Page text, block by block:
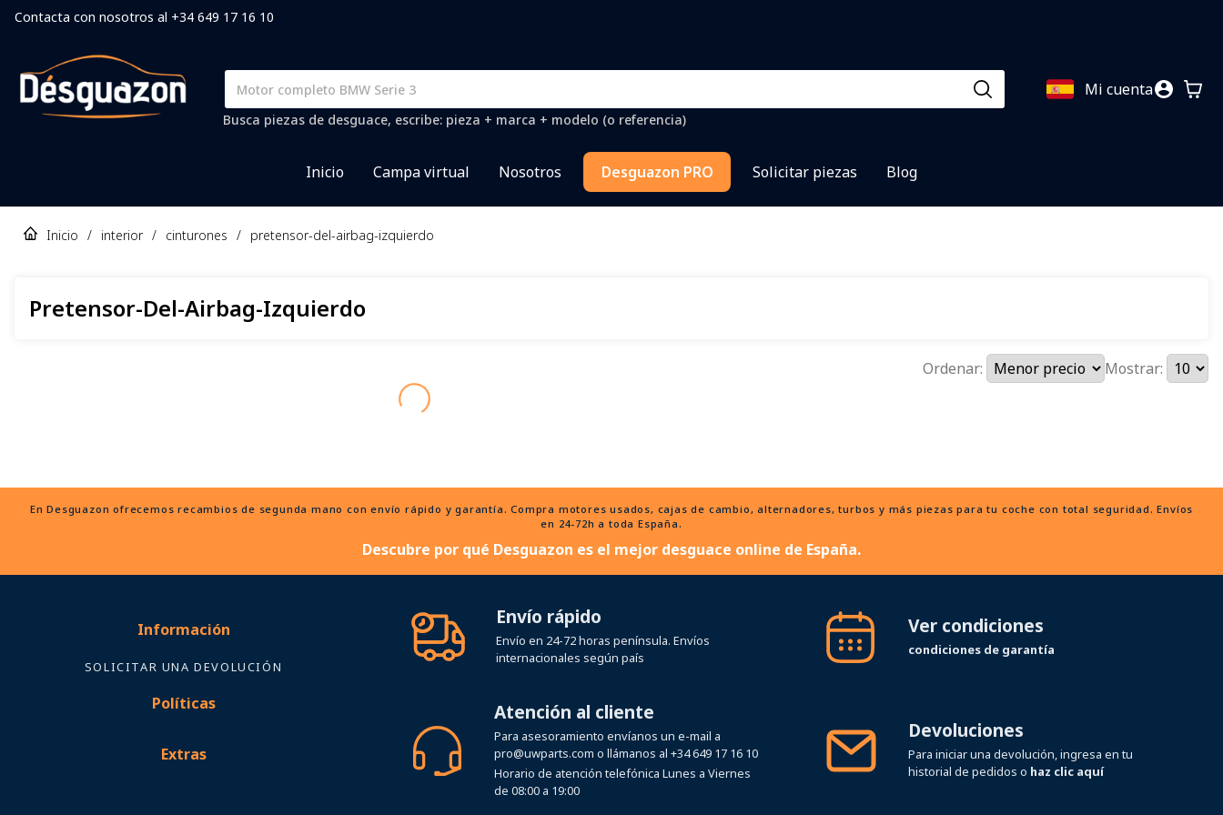
Contacta con nosotros al +34 649 17 16 10
Busca piezas de desguace, escribe: pieza + marca + modelo (o referencia)
Mi cuenta
Inicio Campa virtual Nosotros Desguazon PRO Solicitar piezas Blog
Inicio / interior / cinturones / pretensor-del-airbag-izquierdo
Pretensor-Del-Airbag-Izquierdo
Ordenar: Mostrar:
En Desguazon ofrecemos recambios de segunda mano con envío rápido y garantía. Compra motores usados, cajas de cambio, alternadores, turbos y más piezas para tu coche con total seguridad. Envíos
en 24-72h a toda España.
Descubre por qué Desguazon es el mejor desguace online de España.
Información
SOLICITAR UNA DEVOLUCIÓN
Políticas
Extras
Envío rápido
Envío en 24-72 horas península. Envíos
internacionales según país
Ver condiciones
condiciones de garantía
Atención al cliente
Para asesoramiento envíanos un e-mail a
pro@uwparts.com o llámanos al +34 649 17 16 10
Horario de atención telefónica Lunes a Viernes
de 08:00 a 19:00
Devoluciones
Para iniciar una devolución, ingresa en tu
historial de pedidos o haz clic aquí